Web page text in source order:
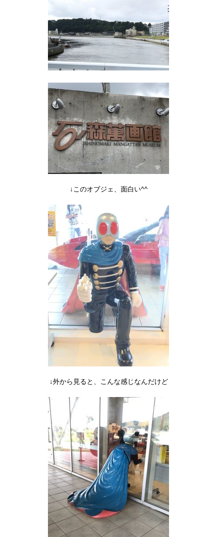
↓このオブジェ、面白い^^
↓外から見ると、こんな感じなんだけど